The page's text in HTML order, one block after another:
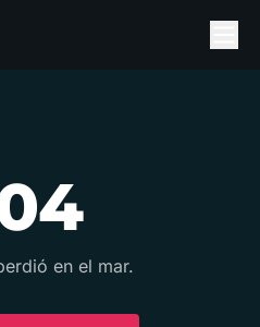
en el mar.